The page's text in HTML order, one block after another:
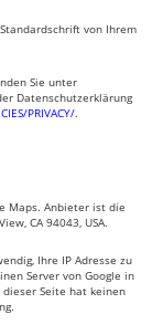
von Ihrem
Sie unter
Datenschutzerklärung
PRIVACY/.
Maps. Anbieter ist die
CA 94043, USA.
Ihre IP Adresse zu
Server von Google in
Seite hat keinen